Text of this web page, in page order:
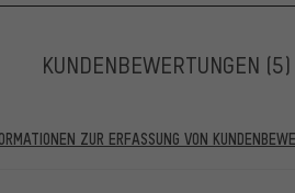
KUNDENBEWERTUNGEN (5)
ZUR ERFASSUNG VON